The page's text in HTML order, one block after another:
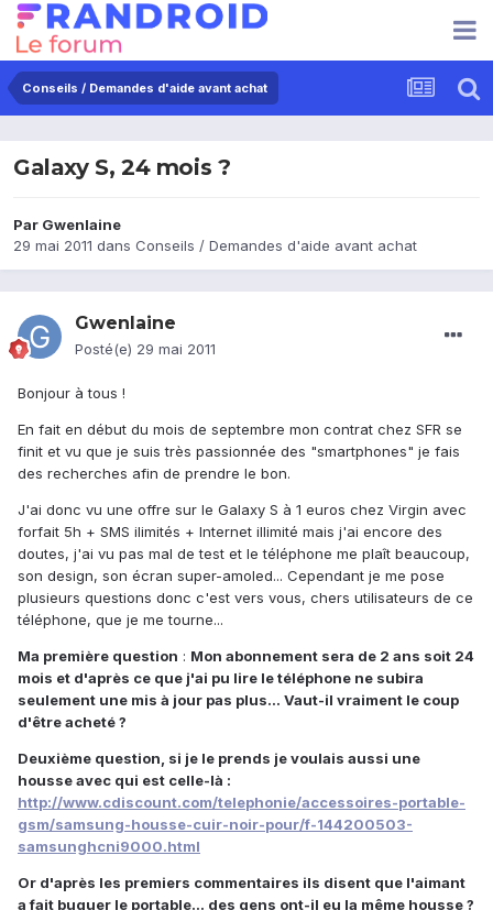
Conseils / Demandes d'aide avant achat
Galaxy S, 24 mois ?
Par Gwenlaine
29 mai 2011 dans Conseils / Demandes d'aide avant achat
Gwenlaine
Posté(e) 29 mai 2011
Bonjour à tous !
En fait en début du mois de septembre mon contrat chez SFR se
finit et vu que je suis très passionnée des "smartphones" je fais
des recherches afin de prendre le bon.
J'ai donc vu une offre sur le Galaxy S à 1 euros chez Virgin avec
forfait 5h + SMS ilimités + Internet illimité mais j'ai encore des
doutes, j'ai vu pas mal de test et le téléphone me plaît beaucoup,
son design, son écran super-amoled... Cependant je me pose
plusieurs questions donc c'est vers vous, chers utilisateurs de ce
téléphone, que je me tourne...
Ma première question : Mon abonnement sera de 2 ans soit 24
mois et d'après ce que j'ai pu lire le téléphone ne subira
seulement une mis à jour pas plus... Vaut-il vraiment le coup
d'être acheté ?
Deuxième question, si je le prends je voulais aussi une
housse avec qui est celle-là :
http://www.cdiscount.com/telephonie/accessoires-portable-
gsm/samsung-housse-cuir-noir-pour/f-144200503-
samsunghcni9000.html
Or d'après les premiers commentaires ils disent que l'aimant
a fait buguer le portable... des gens ont-il eu la même housse ?